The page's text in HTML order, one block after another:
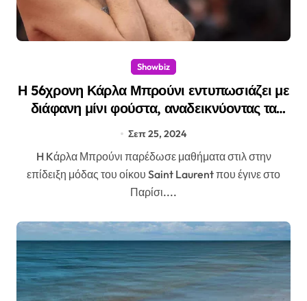
Showbiz
Η 56χρονη Κάρλα Μπρούνι εντυπωσιάζει με
διάφανη μίνι φούστα, αναδεικνύοντας τα
Σεπ 25, 2024
H Kάρλα Μπρούνι παρέδωσε μαθήματα στιλ στην
επίδειξη μόδας του οίκου Saint Laurent που έγινε στο
Παρίσι....